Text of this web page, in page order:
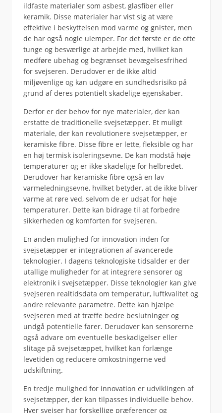
ildfaste materialer som asbest, glasfiber eller
keramik. Disse materialer har vist sig at være
effektive i beskyttelsen mod varme og gnister, men
de har også nogle ulemper. For det første er de ofte
tunge og besværlige at arbejde med, hvilket kan
medføre ubehag og begrænset bevægelsesfrihed
for svejseren. Derudover er de ikke altid
miljøvenlige og kan udgøre en sundhedsrisiko på
grund af deres potentielt skadelige egenskaber.
Derfor er der behov for nye materialer, der kan
erstatte de traditionelle svejsetæpper. Et muligt
materiale, der kan revolutionere svejsetæpper, er
keramiske fibre. Disse fibre er lette, fleksible og har
en høj termisk isoleringsevne. De kan modstå høje
temperaturer og er ikke skadelige for helbredet.
Derudover har keramiske fibre også en lav
varmeledningsevne, hvilket betyder, at de ikke bliver
varme at røre ved, selvom de er udsat for høje
temperaturer. Dette kan bidrage til at forbedre
sikkerheden og komforten for svejseren.
En anden mulighed for innovation inden for
svejsetæpper er integrationen af avancerede
teknologier. I dagens teknologiske tidsalder er der
utallige muligheder for at integrere sensorer og
elektronik i svejsetæpper. Disse teknologier kan give
svejseren realtidsdata om temperatur, luftkvalitet og
andre relevante parametre. Dette kan hjælpe
svejseren med at træffe bedre beslutninger og
undgå potentielle farer. Derudover kan sensorerne
også advare om eventuelle beskadigelser eller
slitage på svejsetæppet, hvilket kan forlænge
levetiden og reducere omkostningerne ved
udskiftning.
En tredje mulighed for innovation er udviklingen af
svejsetæpper, der kan tilpasses individuelle behov.
Hver svejser har forskellige præferencer og